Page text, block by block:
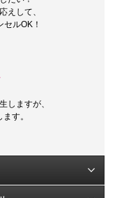
えして、
ルOK！
しますが、
す。